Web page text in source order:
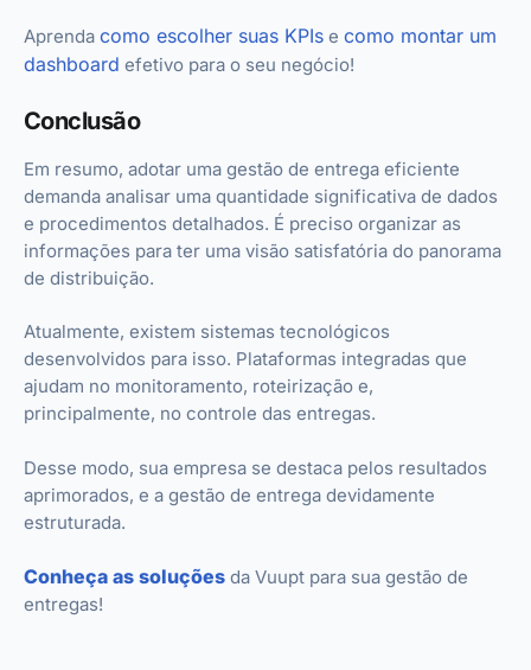
Aprenda como escolher suas KPIs e como montar um
dashboard efetivo para o seu negócio!
Conclusão
Em resumo, adotar uma gestão de entrega eficiente
demanda analisar uma quantidade significativa de dados
e procedimentos detalhados. É preciso organizar as
informações para ter uma visão satisfatória do panorama
de distribuição.
Atualmente, existem sistemas tecnológicos
desenvolvidos para isso. Plataformas integradas que
ajudam no monitoramento, roteirização e,
principalmente, no controle das entregas.
Desse modo, sua empresa se destaca pelos resultados
aprimorados, e a gestão de entrega devidamente
estruturada.
Conheça as soluções da Vuupt para sua gestão de
entregas!